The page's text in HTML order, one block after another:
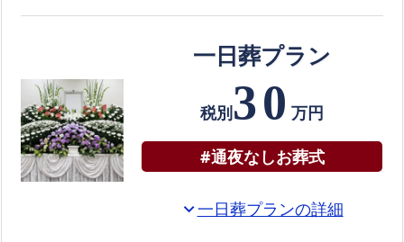
葬
し
一日葬プラン
税別30 万円
#通夜なしお葬式
expand_more一日葬プランの詳細